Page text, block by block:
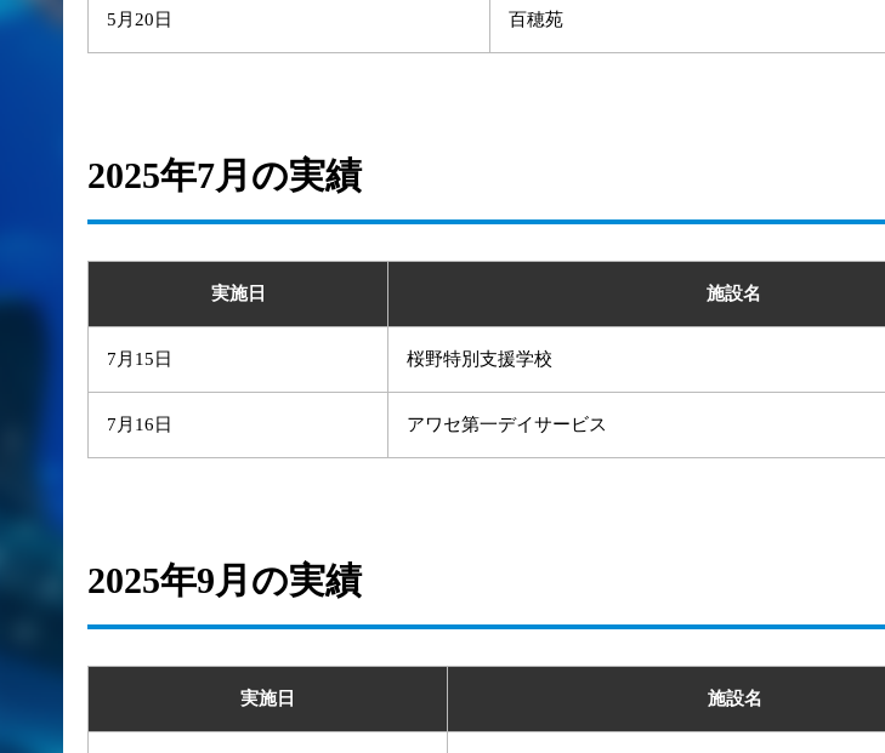
5月20日 百穂苑
2025年7月の実績
実施日 施設名
7月15日 桜野特別支援学校
7月16日 アワセ第一デイサービス
2025年9月の実績
実施日 施設名